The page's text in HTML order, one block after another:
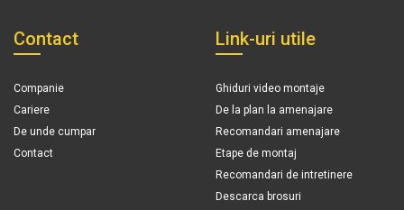
Contact
Companie
Cariere
De unde cumpar
Contact
Link-uri utile
Ghiduri video montaje
De la plan la amenajare
Recomandari amenajare
Etape de montaj
Recomandari de intretinere
Descarca brosuri